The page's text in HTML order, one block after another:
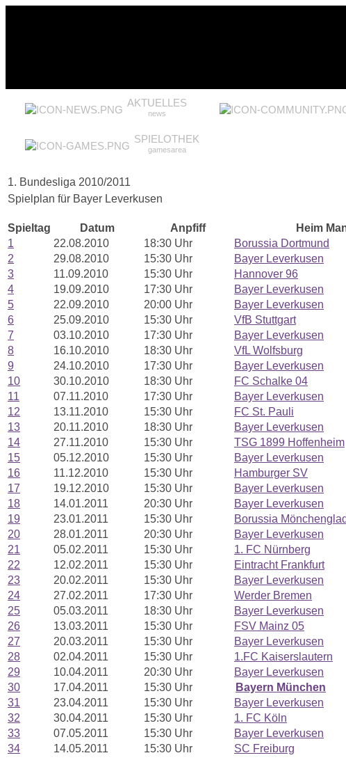
AKTUELLES
news
SPIELOTHEK
gamesarea
1. Bundesliga 2010/2011
Spielplan für Bayer Leverkusen
Spieltag Datum Anpfiff Heim
1
22.08.2010 18:30 Uhr Borussia Dortmund
2
29.08.2010 15:30 Uhr Bayer Leverkusen
3
11.09.2010 15:30 Uhr Hannover 96
4
19.09.2010 17:30 Uhr Bayer Leverkusen
5
22.09.2010 20:00 Uhr Bayer Leverkusen
6
25.09.2010 15:30 Uhr VfB Stuttgart
7
03.10.2010 17:30 Uhr Bayer Leverkusen
8
16.10.2010 18:30 Uhr VfL Wolfsburg
9
24.10.2010 17:30 Uhr Bayer Leverkusen
10
30.10.2010 18:30 Uhr FC Schalke 04
11
07.11.2010 17:30 Uhr Bayer Leverkusen
12
13.11.2010 15:30 Uhr FC St. Pauli
13
20.11.2010 18:30 Uhr Bayer Leverkusen
14
27.11.2010 15:30 Uhr TSG 1899 Hoffenheim
15
05.12.2010 15:30 Uhr Bayer Leverkusen
16
11.12.2010 15:30 Uhr Hamburger SV
17
19.12.2010 15:30 Uhr Bayer Leverkusen
18
14.01.2011 20:30 Uhr Bayer Leverkusen
19
23.01.2011 15:30 Uhr Borussia
20
28.01.2011 20:30 Uhr Bayer Leverkusen
21
05.02.2011 15:30 Uhr 1. FC Nürnberg
22
12.02.2011 15:30 Uhr Eintracht Frankfurt
23
20.02.2011 15:30 Uhr Bayer Leverkusen
24
27.02.2011 17:30 Uhr Werder Bremen
25
05.03.2011 18:30 Uhr Bayer Leverkusen
26
13.03.2011 15:30 Uhr FSV Mainz 05
27
20.03.2011 15:30 Uhr Bayer Leverkusen
28
02.04.2011 15:30 Uhr 1.FC Kaiserslautern
29
10.04.2011 20:30 Uhr Bayer Leverkusen
30
17.04.2011 15:30 Uhr Bayern München
31
23.04.2011 15:30 Uhr Bayer Leverkusen
32
30.04.2011 15:30 Uhr 1. FC Köln
33
07.05.2011 15:30 Uhr Bayer Leverkusen
34
14.05.2011 15:30 Uhr SC Freiburg